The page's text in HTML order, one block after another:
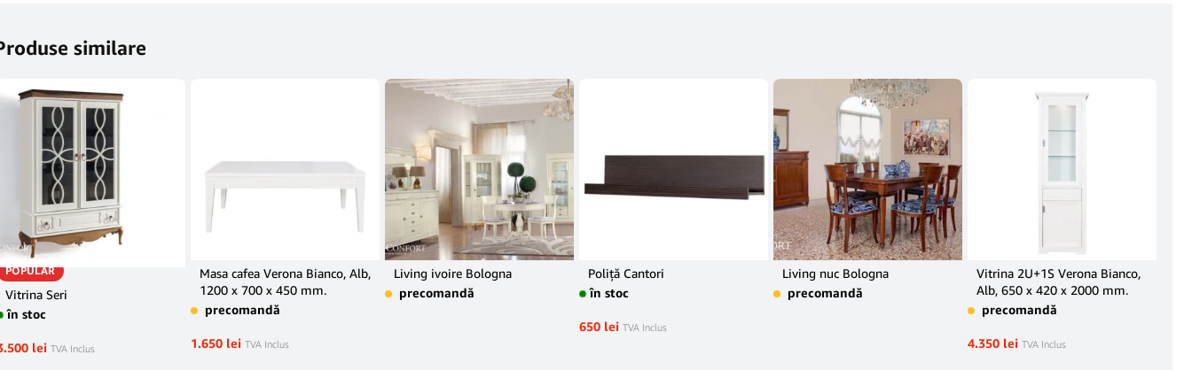
similare
POPULAR
Vitrina Seri
în stoc
lei TVA Inclus
Masa cafea Verona Bianco, Alb,
1200 x 700 x 450 mm.
precomandă
1.650 lei TVA Inclus
Living ivoire Bologna
precomandă
Poliță Cantori
în stoc
650 lei TVA Inclus
Living nuc Bologna
precomandă
Vitrina 2U+1S Verona Bianco,
Alb, 650 x 420 x 2000 mm.
precomandă
4.350 lei TVA Inclus